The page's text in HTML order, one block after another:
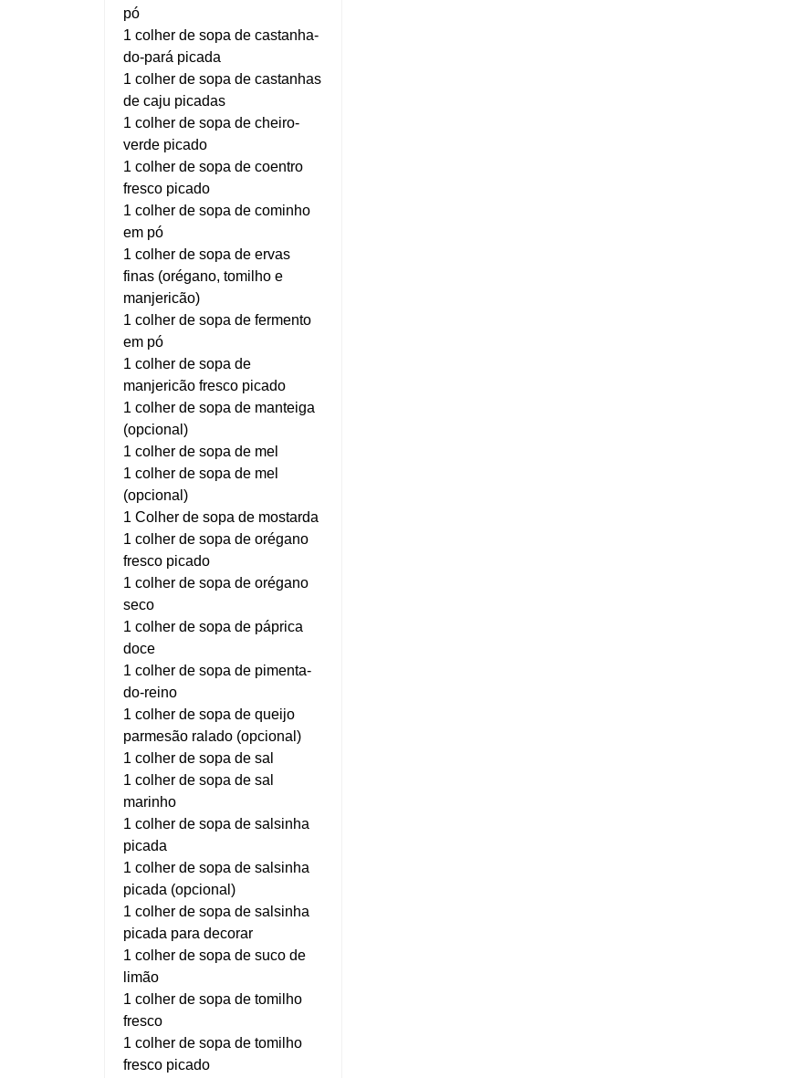
pó
1 colher de sopa de castanha-
do-pará picada
1 colher de sopa de castanhas
de caju picadas
1 colher de sopa de cheiro-
verde picado
1 colher de sopa de coentro
fresco picado
1 colher de sopa de cominho
em pó
1 colher de sopa de ervas
finas (orégano, tomilho e
manjericão)
1 colher de sopa de fermento
em pó
1 colher de sopa de
manjericão fresco picado
1 colher de sopa de manteiga
(opcional)
1 colher de sopa de mel
1 colher de sopa de mel
(opcional)
1 Colher de sopa de mostarda
1 colher de sopa de orégano
fresco picado
1 colher de sopa de orégano
seco
1 colher de sopa de páprica
doce
1 colher de sopa de pimenta-
do-reino
1 colher de sopa de queijo
parmesão ralado (opcional)
1 colher de sopa de sal
1 colher de sopa de sal
marinho
1 colher de sopa de salsinha
picada
1 colher de sopa de salsinha
picada (opcional)
1 colher de sopa de salsinha
picada para decorar
1 colher de sopa de suco de
limão
1 colher de sopa de tomilho
fresco
1 colher de sopa de tomilho
fresco picado